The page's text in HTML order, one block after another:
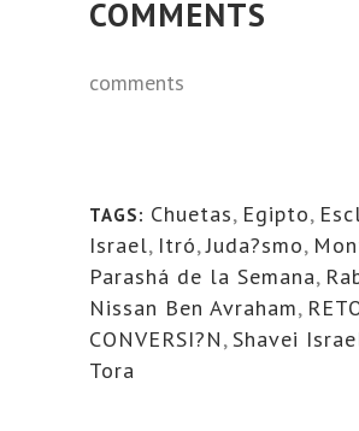
COMMENTS
comments
TAGS: Chuetas, Egipto,
Israel, Itró,Juda?smo,
Parashá de la Semana,
Nissan Ben Avraham,
CONVERSI?N, Shavei
Tora